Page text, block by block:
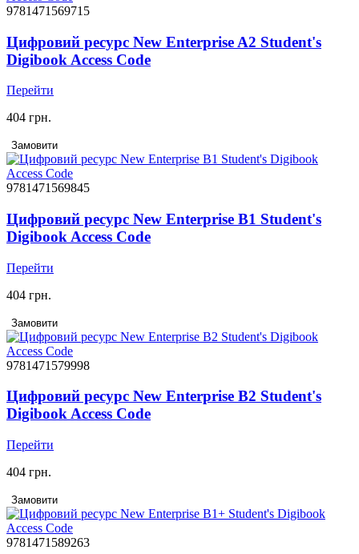
9781471569715
Цифровий ресурс New Enterprise A2 Student's
Digibook Access Code
Перейти
404 грн.
Замовити
9781471569845
Цифровий ресурс New Enterprise B1 Student's
Digibook Access Code
Перейти
404 грн.
Замовити
9781471579998
Цифровий ресурс New Enterprise B2 Student's
Digibook Access Code
Перейти
404 грн.
Замовити
9781471589263